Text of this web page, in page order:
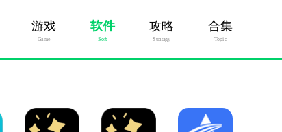
游戏
Game
软件
Soft
攻略
Stratagy
合集
Topic